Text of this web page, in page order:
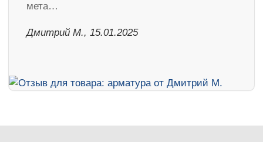
мета…
Дмитрий М., 15.01.2025